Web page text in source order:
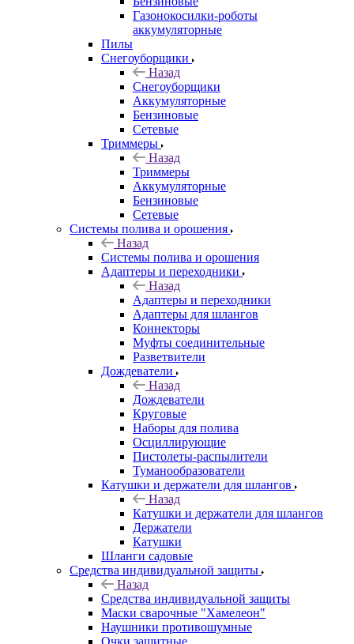
Газонокосилки-роботы
аккумуляторные
Пилы
Снегоуборщики
Назад
Снегоуборщики
Аккумуляторные
Бензиновые
Сетевые
Триммеры
Назад
Триммеры
Аккумуляторные
Бензиновые
Сетевые
Системы полива и орошения
Назад
Системы полива и орошения
Адаптеры и переходники
Назад
Адаптеры и переходники
Адаптеры для шлангов
Коннекторы
Муфты соединительные
Разветвители
Дождеватели
Назад
Дождеватели
Круговые
Наборы для полива
Осциллирующие
Пистолеты-распылители
Туманообразователи
Катушки и держатели для шлангов
Назад
Катушки и держатели для шлангов
Держатели
Катушки
Шланги садовые
Средства индивидуальной защиты
Назад
Средства индивидуальной защиты
Маски сварочные "Хамелеон"
Наушники противошумные
Очки защитные